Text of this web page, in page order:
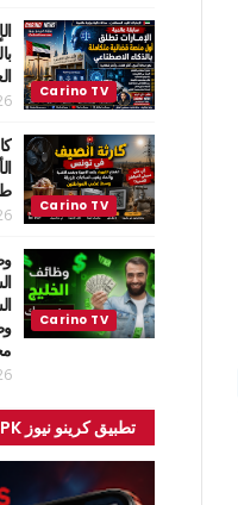
تطبيق كرينو نيوز CARINONEWS APK